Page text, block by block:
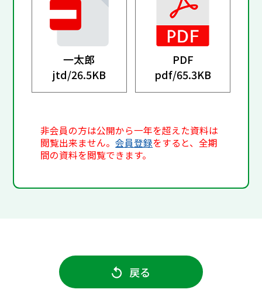
一太郎
jtd/26.5KB
PDF
pdf/65.3KB
非会員の方は公開から一年を超えた資料は
閲覧出来ません。会員登録をすると、全期
間の資料を閲覧できます。
戻る